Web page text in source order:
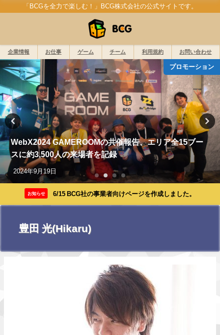
「BCGを全力で楽しむ！」BCG株式会社の公式サイトです。
企業情報 お仕事 ゲーム チーム 利用規約 お問い合わせ
プロモーション
WebX2024 GAMEROOMの共催報告、エリア全15ブー
スに約3,500人の来場者を記録
2024年9月19日
お知らせ 6/15 BCG社の事業者向けページを作成しました。
豊田 光(Hikaru)